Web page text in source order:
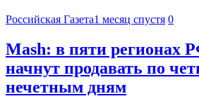
Российская Газета1 месяц спустя 0
Mash: в пяти регионах
начнут продавать по
нечетным дням